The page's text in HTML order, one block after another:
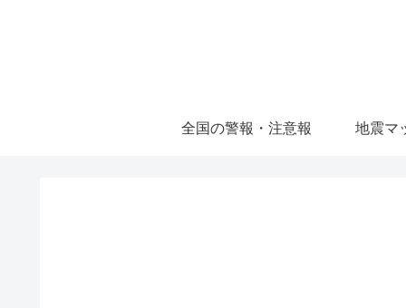
全国の警報・注意報 地震マ